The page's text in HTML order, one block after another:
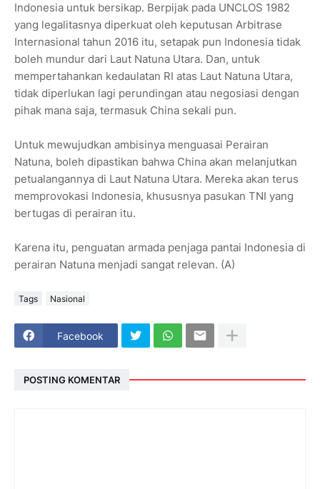
Indonesia untuk bersikap. Berpijak pada UNCLOS 1982
yang legalitasnya diperkuat oleh keputusan Arbitrase
Internasional tahun 2016 itu, setapak pun Indonesia tidak
boleh mundur dari Laut Natuna Utara. Dan, untuk
mempertahankan kedaulatan RI atas Laut Natuna Utara,
tidak diperlukan lagi perundingan atau negosiasi dengan
pihak mana saja, termasuk China sekali pun.
Untuk mewujudkan ambisinya menguasai Perairan
Natuna, boleh dipastikan bahwa China akan melanjutkan
petualangannya di Laut Natuna Utara. Mereka akan terus
memprovokasi Indonesia, khususnya pasukan TNI yang
bertugas di perairan itu.
Karena itu, penguatan armada penjaga pantai Indonesia di
perairan Natuna menjadi sangat relevan. (A)
Tags Nasional
Facebook
POSTING KOMENTAR